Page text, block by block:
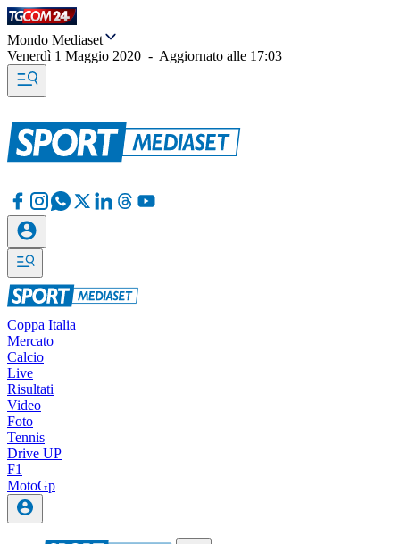
Mondo Mediaset
Venerdì 1 Maggio 2020 - Aggiornato alle 17:03
Coppa Italia
Mercato
Calcio
Live
Risultati
Video
Foto
Tennis
Drive UP
F1
MotoGp